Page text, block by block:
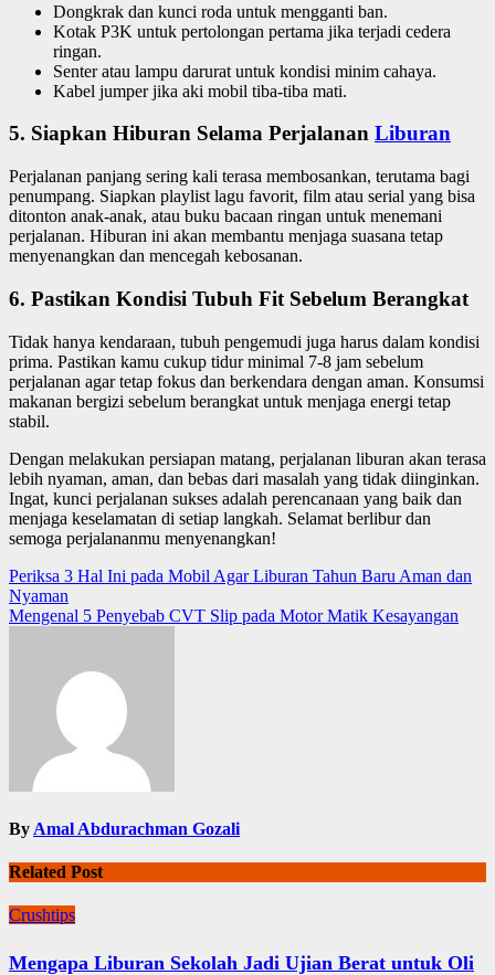
Dongkrak dan kunci roda untuk mengganti ban.
Kotak P3K untuk pertolongan pertama jika terjadi cedera
ringan.
Senter atau lampu darurat untuk kondisi minim cahaya.
Kabel jumper jika aki mobil tiba-tiba mati.
5. Siapkan Hiburan Selama Perjalanan Liburan
Perjalanan panjang sering kali terasa membosankan, terutama bagi
penumpang. Siapkan playlist lagu favorit, film atau serial yang bisa
ditonton anak-anak, atau buku bacaan ringan untuk menemani
perjalanan. Hiburan ini akan membantu menjaga suasana tetap
menyenangkan dan mencegah kebosanan.
6. Pastikan Kondisi Tubuh Fit Sebelum Berangkat
Tidak hanya kendaraan, tubuh pengemudi juga harus dalam kondisi
prima. Pastikan kamu cukup tidur minimal 7-8 jam sebelum
perjalanan agar tetap fokus dan berkendara dengan aman. Konsumsi
makanan bergizi sebelum berangkat untuk menjaga energi tetap
stabil.
Dengan melakukan persiapan matang, perjalanan liburan akan terasa
lebih nyaman, aman, dan bebas dari masalah yang tidak diinginkan.
Ingat, kunci perjalanan sukses adalah perencanaan yang baik dan
menjaga keselamatan di setiap langkah. Selamat berlibur dan
semoga perjalananmu menyenangkan!
Navigasi
pos
Periksa 3 Hal Ini pada Mobil Agar Liburan Tahun Baru Aman dan
Nyaman
Mengenal 5 Penyebab CVT Slip pada Motor Matik Kesayangan
By Amal Abdurachman Gozali
Related Post
Crushtips
Mengapa Liburan Sekolah Jadi Ujian Berat untuk Oli